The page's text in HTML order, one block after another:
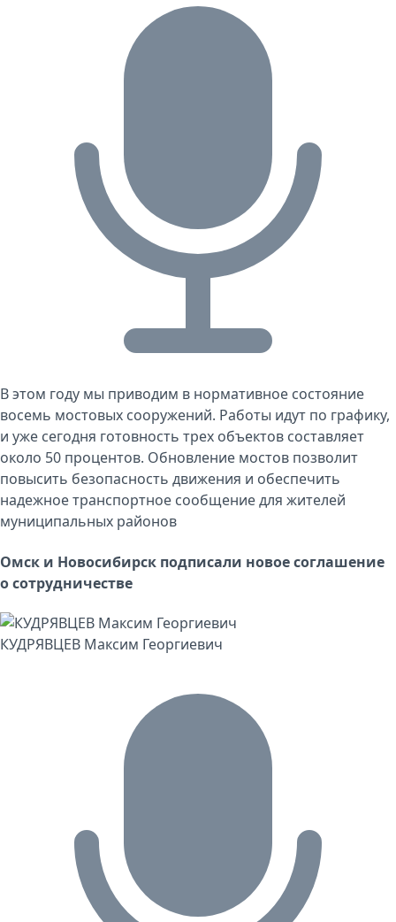
В этом году мы приводим в нормативное состояние
восемь мостовых сооружений. Работы идут по графику,
и уже сегодня готовность трех объектов составляет
около 50 процентов. Обновление мостов позволит
повысить безопасность движения и обеспечить
надежное транспортное сообщение для жителей
муниципальных районов
Омск и Новосибирск подписали новое соглашение
о сотрудничестве
КУДРЯВЦЕВ Максим Георгиевич